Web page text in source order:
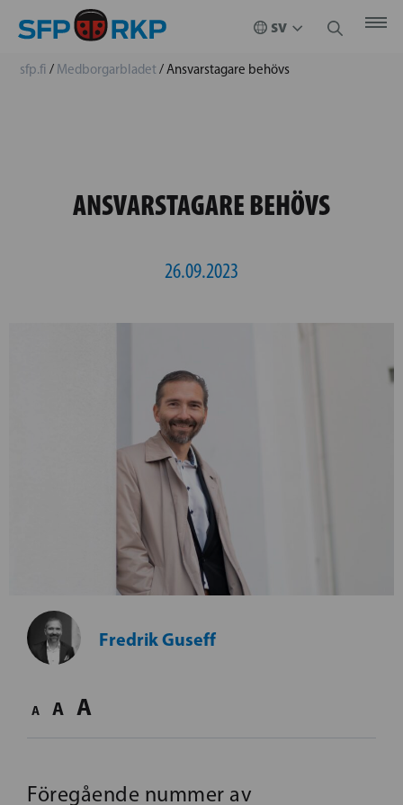
sfp.fi / Medborgarbladet/Ansvarstagare behövs
ANSVARSTAGARE BEHÖVS
26.09.2023
Fredrik Guseff
A A A
Föregående nummer av